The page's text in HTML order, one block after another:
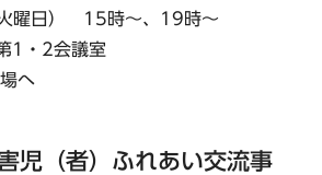
曜日） 15時～、19時～
1・2会議室
へ
児（者）ふれあい交流事